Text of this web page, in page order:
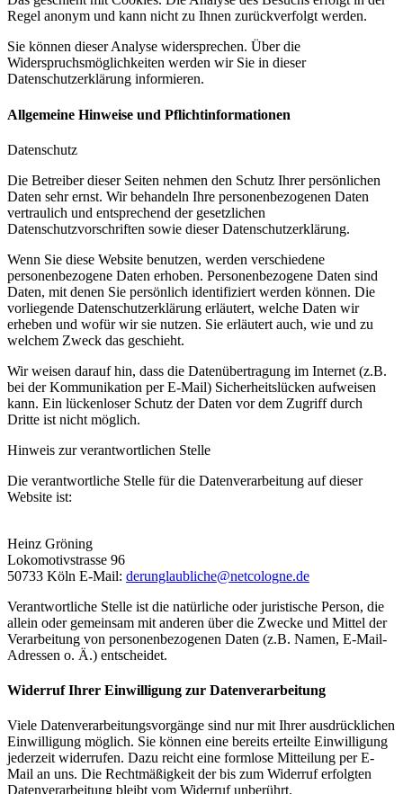
Regel anonym und kann nicht zu Ihnen zurückverfolgt werden.
Sie können dieser Analyse widersprechen. Über die
Widerspruchsmöglichkeiten werden wir Sie in dieser
Datenschutzerklärung informieren.
Allgemeine Hinweise und Pflichtinformationen
Datenschutz
Die Betreiber dieser Seiten nehmen den Schutz Ihrer persönlichen
Daten sehr ernst. Wir behandeln Ihre personenbezogenen Daten
vertraulich und entsprechend der gesetzlichen
Datenschutzvorschriften sowie dieser Datenschutzerklärung.
Wenn Sie diese Website benutzen, werden verschiedene
personenbezogene Daten erhoben. Personenbezogene Daten sind
Daten, mit denen Sie persönlich identifiziert werden können. Die
vorliegende Datenschutzerklärung erläutert, welche Daten wir
erheben und wofür wir sie nutzen. Sie erläutert auch, wie und zu
welchem Zweck das geschieht.
Wir weisen darauf hin, dass die Datenübertragung im Internet (z.B.
bei der Kommunikation per E-Mail) Sicherheitslücken aufweisen
kann. Ein lückenloser Schutz der Daten vor dem Zugriff durch
Dritte ist nicht möglich.
Hinweis zur verantwortlichen Stelle
Die verantwortliche Stelle für die Datenverarbeitung auf dieser
Website ist:
Heinz Gröning
Lokomotivstrasse 96
50733 Köln E-Mail: derunglaubliche@netcologne.de
Verantwortliche Stelle ist die natürliche oder juristische Person, die
allein oder gemeinsam mit anderen über die Zwecke und Mittel der
Verarbeitung von personenbezogenen Daten (z.B. Namen, E-Mail-
Adressen o. Ä.) entscheidet.
Widerruf Ihrer Einwilligung zur Datenverarbeitung
Viele Datenverarbeitungsvorgänge sind nur mit Ihrer ausdrücklichen
Einwilligung möglich. Sie können eine bereits erteilte Einwilligung
jederzeit widerrufen. Dazu reicht eine formlose Mitteilung per E-
Mail an uns. Die Rechtmäßigkeit der bis zum Widerruf erfolgten
Datenverarbeitung bleibt vom Widerruf unberührt.